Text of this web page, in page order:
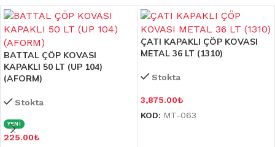
BATTAL ÇÖP KOVASI
KAPAKLI 50 LT (UP 104)
(AFORM)
Stokta
YENİ
225.00₺
ÇATI KAPAKLI ÇÖP KOVASI
METAL 36 LT (1310)
Stokta
3,875.00₺
KOD: MT-063